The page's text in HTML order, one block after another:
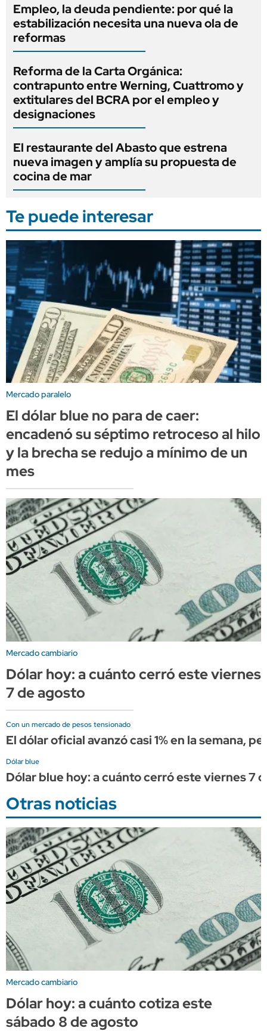
Empleo, la deuda pendiente: por qué la
estabilización necesita una nueva ola de
reformas
Reforma de la Carta Orgánica:
contrapunto entre Werning, Cuattromo y
extitulares del BCRA por el empleo y
designaciones
El restaurante del Abasto que estrena
nueva imagen y amplía su propuesta de
cocina de mar
Te puede interesar
Mercado paralelo
El dólar blue no para de caer:
encadenó su séptimo retroceso al hilo
y la brecha se redujo a mínimo de un
mes
Mercado cambiario
Dólar hoy: a cuánto cerró este viernes
7 de agosto
Con un mercado de pesos tensionado
El dólar oficial avanzó casi 1% en la semana,
Dólar blue
Dólar blue hoy: a cuánto cerró este viernes 7
Otras noticias
Mercado cambiario
Dólar hoy: a cuánto cotiza este
sábado 8 de agosto